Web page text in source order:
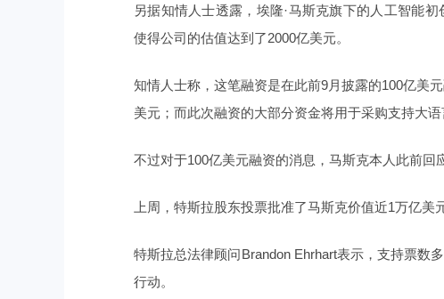
另据知情人士透露， 埃隆·马斯克旗下的人工智能
使得公司的估值达到了2000亿美元。
知情人士称，这笔融资是在此前9月披露的100亿美
美元；而此次融资的大部分资金将用于采购支持大语
不过对于100亿美元融资的消息，马斯克本人此前回
上周，特斯拉股东投票批准了马斯克价值近1万亿
特斯拉总法律顾问Brandon Ehrhart表示，支持票数
行动。